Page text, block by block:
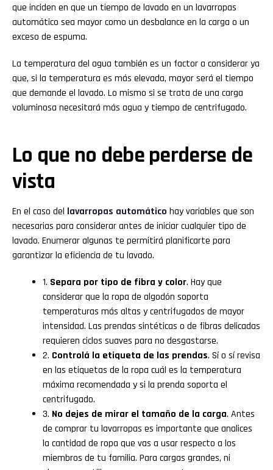
que inciden en que un tiempo de lavado en un lavarropas
automático sea mayor como un desbalance en la carga o un
exceso de espuma.
La temperatura del agua también es un factor a considerar ya
que, si la temperatura es más elevada, mayor será el tiempo
que demande el lavado. Lo mismo si se trata de una carga
voluminosa necesitará más agua y tiempo de centrifugado.
Lo que no debe perderse de
vista
En el caso del lavarropas automático hay variables que son
necesarias para considerar antes de iniciar cualquier tipo de
lavado. Enumerar algunas te permitirá planificarte para
garantizar la eficiencia de tu lavado.
1. Separa por tipo de fibra y color. Hay que
considerar que la ropa de algodón soporta
temperaturas más altas y centrifugados de mayor
intensidad. Las prendas sintéticas o de fibras delicadas
requieren ciclos suaves para no desgastarse.
2. Controlá la etiqueta de las prendas. Sí o sí revisa
en las etiquetas de la ropa cuál es la temperatura
máxima recomendada y si la prenda soporta el
centrifugado.
3. No dejes de mirar el tamaño de la carga. Antes
de comprar tu lavarropas es importante que analices
la cantidad de ropa que vas a usar respecto a los
miembros de tu familia. Para cargas grandes, ni